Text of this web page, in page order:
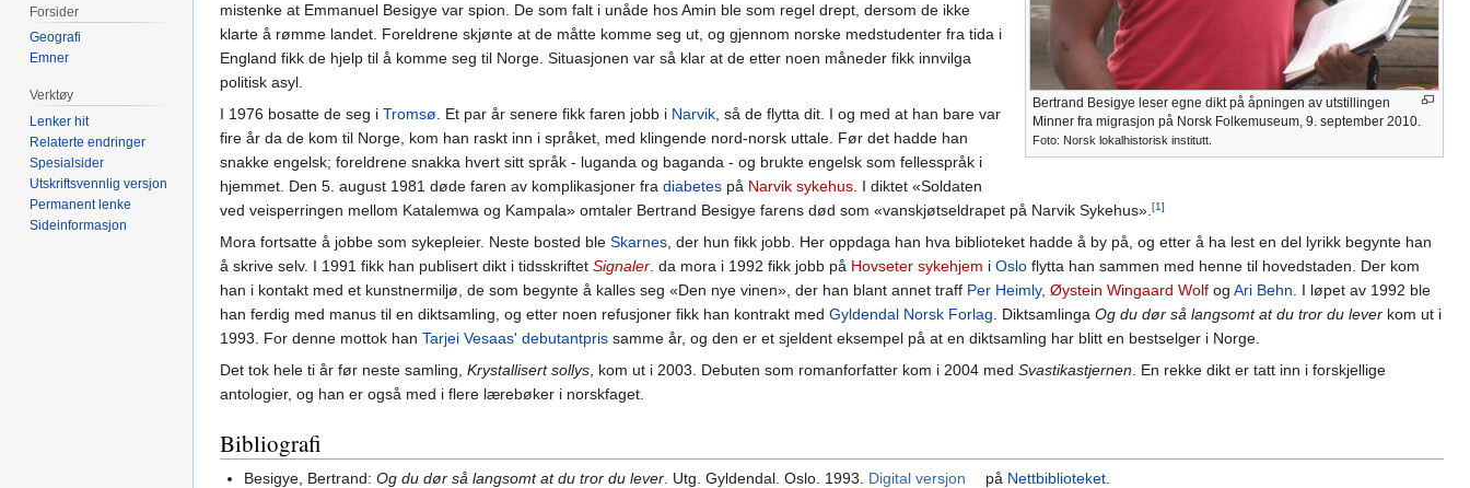
Bertrand Besigye leser egne dikt på åpningen av utstillingen
Minner fra migrasjon på Norsk Folkemuseum, 9. september 2010.
Foto: Norsk lokalhistorisk institutt.
mistenke at Emmanuel Besigye var spion. De som falt i unåde hos Amin ble som regel drept, dersom de ikke
klarte å rømme landet. Foreldrene skjønte at de måtte komme seg ut, og gjennom norske medstudenter fra tida i
England fikk de hjelp til å komme seg til Norge. Situasjonen var så klar at de etter noen måneder fikk innvilga
politisk asyl.
I 1976 bosatte de seg i Tromsø. Et par år senere fikk faren jobb i Narvik, så de flytta dit. I og med at han bare var
fire år da de kom til Norge, kom han raskt inn i språket, med klingende nord-norsk uttale. Før det hadde han
snakke engelsk; foreldrene snakka hvert sitt språk - luganda og baganda - og brukte engelsk som fellesspråk i
hjemmet. Den 5. august 1981 døde faren av komplikasjoner fra diabetes på Narvik sykehus. I diktet «Soldaten
ved veisperringen mellom Katalemwa og Kampala» omtaler Bertrand Besigye farens død som «vanskjøtseldrapet på Narvik Sykehus».[1]
Mora fortsatte å jobbe som sykepleier. Neste bosted ble Skarnes, der hun fikk jobb. Her oppdaga han hva biblioteket hadde å by på, og etter å ha lest en del lyrikk begynte han
å skrive selv. I 1991 fikk han publisert dikt i tidsskriftet Signaler. da mora i 1992 fikk jobb på Hovseter sykehjem i Oslo flytta han sammen med henne til hovedstaden. Der kom
han i kontakt med et kunstnermiljø, de som begynte å kalles seg «Den nye vinen», der han blant annet traff Per Heimly, Øystein Wingaard Wolf og Ari Behn. I løpet av 1992 ble
han ferdig med manus til en diktsamling, og etter noen refusjoner fikk han kontrakt med Gyldendal Norsk Forlag. Diktsamlinga Og du dør så langsomt at du tror du lever kom ut i
1993. For denne mottok han Tarjei Vesaas' debutantpris samme år, og den er et sjeldent eksempel på at en diktsamling har blitt en bestselger i Norge.
Det tok hele ti år før neste samling, Krystallisert sollys, kom ut i 2003. Debuten som romanforfatter kom i 2004 med Svastikastjernen. En rekke dikt er tatt inn i forskjellige
antologier, og han er også med i flere lærebøker i norskfaget.
Bibliografi
Besigye, Bertrand:Og du dør så langsomt at du tror du lever . Utg. Gyldendal. Oslo. 1993. Digital versjon på Nettbiblioteket
Forsider
Geografi
Emner
Verktøy
Lenker hit
Relaterte endringer
Spesialsider
Utskriftsvennlig versjon
Permanent lenke
Sideinformasjon